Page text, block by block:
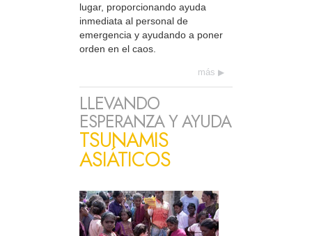
lugar, proporcionando ayuda
inmediata al personal de
emergencia y ayudando a poner
orden en el caos.
más
LLEVANDO
ESPERANZA Y AYUDA
TSUNAMIS
ASIÁTICOS